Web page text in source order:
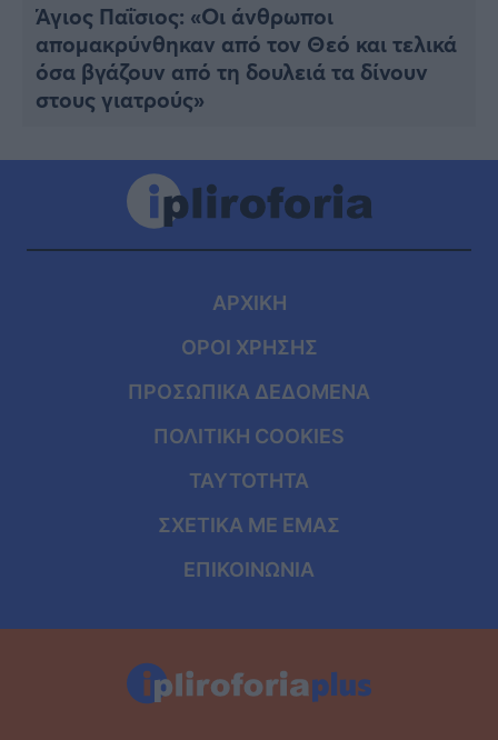
Άγιος Παΐσιος: «Οι άνθρωποι
απομακρύνθηκαν από τον Θεό και τελικά
όσα βγάζουν από τη δουλειά τα δίνουν
στους γιατρούς»
ΑΡΧΙΚΗ
ΟΡΟΙ ΧΡΗΣΗΣ
ΠΡΟΣΩΠΙΚΑ ΔΕΔΟΜΕΝΑ
ΠΟΛΙΤΙΚΗ COOKIES
ΤΑΥΤΟΤΗΤΑ
ΣΧΕΤΙΚΑ ΜΕ ΕΜΑΣ
ΕΠΙΚΟΙΝΩΝΙΑ